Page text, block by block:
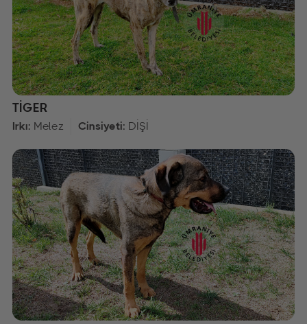
TİGER
Irkı: Melez Cinsiyeti: DİŞİ